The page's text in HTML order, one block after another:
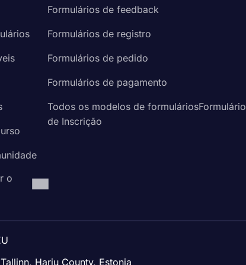
o
Formulários de feedback
Formulários de registro
Formulários de pedido
Formulários de pagamento
Todos os modelos de formuláriosFormulário
de Inscrição
Harju County, Estonia